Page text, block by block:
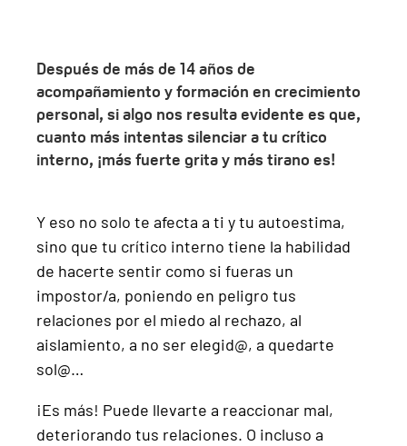
Después de más de 14 años de
acompañamiento y formación en crecimiento
personal, si algo nos resulta evidente es que,
cuanto más intentas silenciar a tu crítico
interno, ¡más fuerte grita y más tirano es!
Y eso no solo te afecta a ti y tu autoestima,
sino que tu crítico interno tiene la habilidad
de hacerte sentir como si fueras un
impostor/a, poniendo en peligro tus
relaciones por el miedo al rechazo, al
aislamiento, a no ser elegid@, a quedarte
sol@…
¡Es más! Puede llevarte a reaccionar mal,
deteriorando tus relaciones. O incluso a